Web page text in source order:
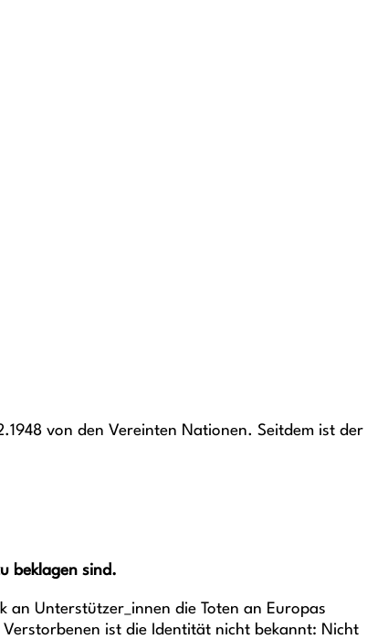
von den Vereinten Nationen. Seitdem ist der
beklagen sind.
an Unterstützer_innen die Toten an Europas
ist die Identität nicht bekannt: Nicht